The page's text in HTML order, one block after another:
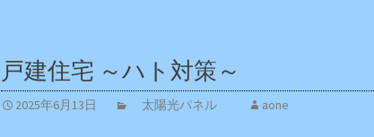
戸建住宅 ～ハト対策～
2025年6月13日 太陽光パネル aone